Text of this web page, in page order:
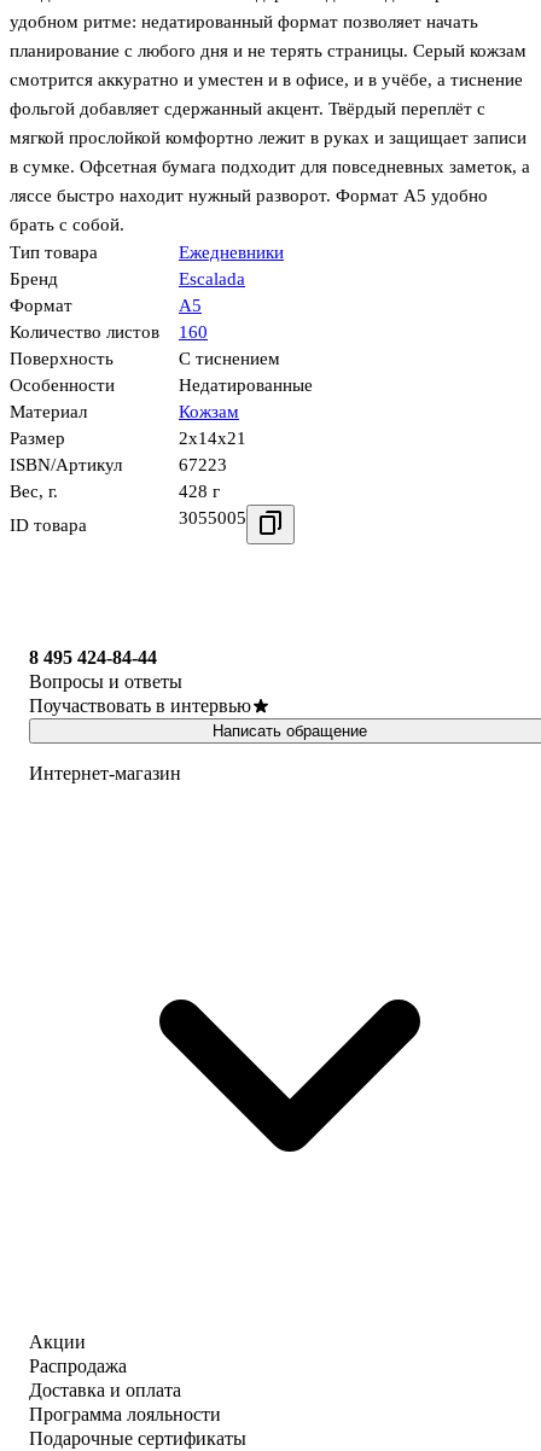
удобном ритме: недатированный формат позволяет начать
планирование с любого дня и не терять страницы. Серый кожзам
смотрится аккуратно и уместен и в офисе, и в учёбе, а тиснение
фольгой добавляет сдержанный акцент. Твёрдый переплёт с
мягкой прослойкой комфортно лежит в руках и защищает записи
в сумке. Офсетная бумага подходит для повседневных заметок, а
ляссе быстро находит нужный разворот. Формат А5 удобно
брать с собой.
Тип товара
Ежедневники
Бренд
Escalada
Формат
А5
Количество листов
160
Поверхность
С тиснением
Особенности
Недатированные
Материал
Кожзам
Размер
2x14x21
ISBN/Артикул
67223
Вес, г.
428 г
ID товара
3055005
8 495 424-84-44
Вопросы и ответы
Поучаствовать в интервью
Написать обращение
Интернет-магазин
Акции
Распродажа
Доставка и оплата
Программа лояльности
Подарочные сертификаты